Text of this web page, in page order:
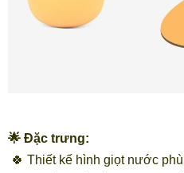
🌟 Đặc trưng:
🍀 Thiết kế hình giọt nước